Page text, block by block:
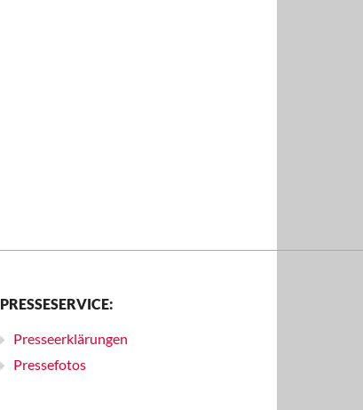
PRESSESERVICE:
Presseerklärungen
Pressefotos